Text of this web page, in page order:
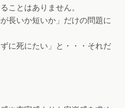
ことはありません。
長いか短いか」だけの問題に
に死にたい」と・・・それだ